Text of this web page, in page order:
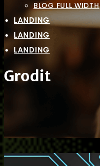
BLOG FULL WIDTH
LANDING
LANDING
LANDING
Grodit